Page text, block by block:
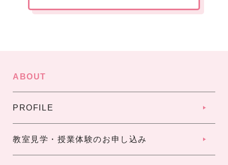
ABOUT
PROFILE
教室見学・授業体験のお申し込み